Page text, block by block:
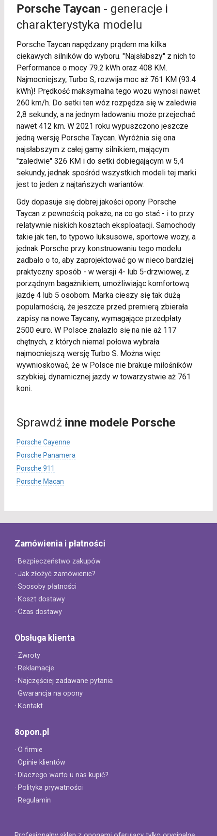
Porsche Taycan - generacje i
charakterystyka modelu
Porsche Taycan napędzany prądem ma kilka
ciekawych silników do wyboru. "Najsłabszy" z nich to
Performance o mocy 79.2 kWh oraz 408 KM.
Najmocniejszy, Turbo S, rozwija moc aż 761 KM (93.4
kWh)! Prędkość maksymalna tego wozu wynosi nawet
260 km/h. Do setki ten wóz rozpędza się w zaledwie
2,8 sekundy, a na jednym ładowaniu może przejechać
nawet 412 km. W 2021 roku wypuszczono jeszcze
jedną wersję Porsche Taycan. Wyróżnia się ona
najsłabszym z całej gamy silnikiem, mającym
"zaledwie" 326 KM i do setki dobiegającym w 5,4
sekundy, jednak spośród wszystkich modeli tej marki
jest to jeden z najtańszych wariantów.
Gdy dopasuje się dobrej jakości opony Porsche
Taycan z pewnością pokaże, na co go stać - i to przy
relatywnie niskich kosztach eksploatacji. Samochody
takie jak ten, to typowo luksusowe, sportowe wozy, a
jednak Porsche przy konstruowaniu tego modelu
zadbało o to, aby zaprojektować go w nieco bardziej
praktyczny sposób - w wersji 4- lub 5-drzwiowej, z
porządnym bagażnikiem, umożliwiając komfortową
jazdę 4 lub 5 osobom. Marka cieszy się tak dużą
popularnością, że jeszcze przed premierą zbierała
zapisy na nowe Taycany, wymagające przedpłaty
2500 euro. W Polsce znalazło się na nie aż 117
chętnych, z których niemal połowa wybrała
najmocniejszą wersję Turbo S. Można więc
wywnioskować, że w Polsce nie brakuje miłośników
szybkiej, dynamicznej jazdy w towarzystwie aż 761
koni.
Sprawdź inne modele Porsche
Porsche Cayenne
Porsche Panamera
Porsche 911
Porsche Macan
Zamówienia i płatności
· Bezpieczeństwo zakupów
· Jak złożyć zamówienie?
· Sposoby płatności
· Koszt dostawy
· Czas dostawy
Obsługa klienta
· Zwroty
· Reklamacje
· Najczęściej zadawane pytania
· Gwarancja na opony
· Kontakt
8opon.pl
· O firmie
· Opinie klientów
· Dlaczego warto u nas kupić?
· Polityka prywatności
· Regulamin